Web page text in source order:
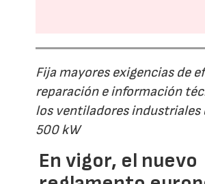
Fija mayores exigencias de
reparación e información
los ventiladores industriales
500 kW
En vigor, el nuevo